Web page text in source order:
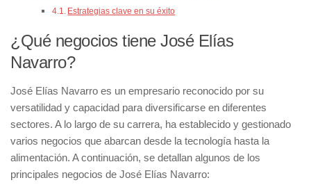
Estrategias clave en su éxito
¿Qué negocios tiene José Elías
Navarro?
José Elías Navarro es un empresario reconocido por su
versatilidad y capacidad para diversificarse en diferentes
sectores. A lo largo de su carrera, ha establecido y gestionado
varios negocios que abarcan desde la tecnología hasta la
alimentación. A continuación, se detallan algunos de los
principales negocios de José Elías Navarro: